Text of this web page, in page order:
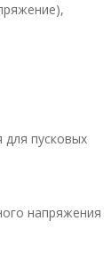
пусковых
напряжения